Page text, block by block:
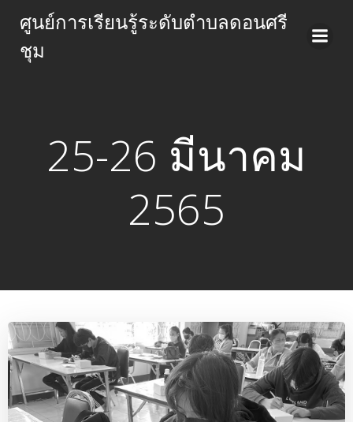
to
ศูนย์การเรียนรู้ระดับตำบลดอนศรี
ชุม
25-26 มีนาคม
2565